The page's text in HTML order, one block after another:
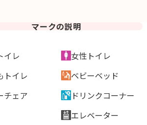
マークの説明
イレ
女性トイレ
トイレ
ベビーベッド
チェア
ドリンクコーナー
エレベーター